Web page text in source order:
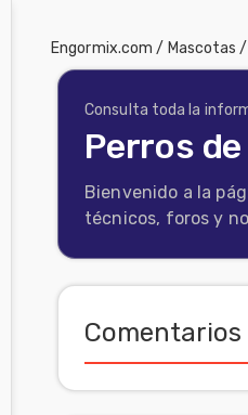
Agricultura
Balanceados
Engormix.com / Mascotas /
Consulta toda la
Perros
Bienvenido a la
técnicos, foros y